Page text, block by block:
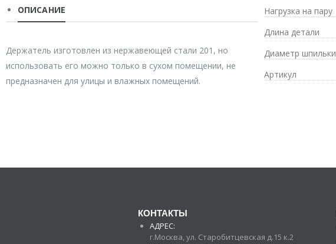
ОПИСАНИЕ
Держатель изготовлен из нержавеющей стали 201, но
использовать его можно только в сухом помещении, не
предназначен для улицы и влажных помещений.
Нагрузка на пару
Длина детали
Диаметр шпильки
Артикул
КОНТАКТЫ
АДРЕС:
г.Москва, ул. Старобитцевская д.15 к.2